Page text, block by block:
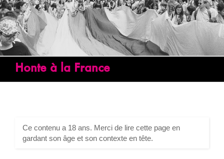
Honte à la France
Ce contenu a 18 ans. Merci de lire cette page en
gardant son âge et son contexte en tête.